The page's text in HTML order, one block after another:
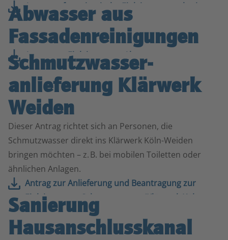
Antrag auf provisorische Einleitungsgenehmigung
für Schmutzwasser (PDF, 116.2 KB)
Abwasser aus
Fassaden­­reinigungen
Antrag zur Einleitung von Abwasser aus
Fassadenreinigungen (PDF, 149.3 KB)
Schmutzwasser­
anlieferung Klärwerk
Weiden
Dieser Antrag richtet sich an Personen, die
Schmutzwasser direkt ins Klärwerk Köln-Weiden
bringen möchten – z. B. bei mobilen Toiletten oder
ähnlichen Anlagen.
Antrag zur Anlieferung und Beantragung zur
Einleitung von Schmutzwasser (Klärwerk Köln-
Weiden) (PDF, 186.7 KB)
Sanierung
Hausanschluss­kanal